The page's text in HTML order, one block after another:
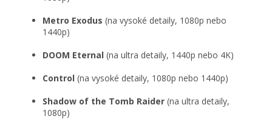
Metro Exodus (na vysoké detaily, 1080p nebo
1440p)
DOOM Eternal (na ultra detaily, 1440p nebo 4K)
Control (na vysoké detaily, 1080p nebo 1440p)
Shadow of the Tomb Raider (na ultra detaily,
1080p)